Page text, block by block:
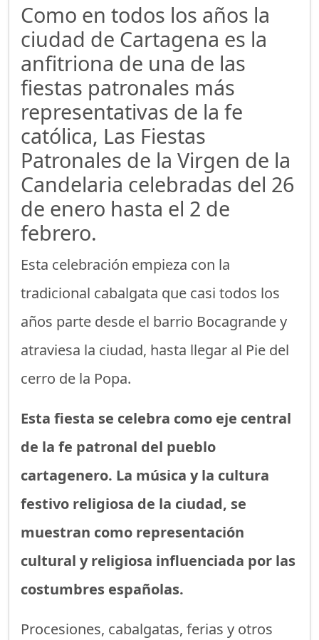
Como en todos los años la
ciudad de Cartagena es la
anfitriona de una de las
fiestas patronales más
representativas de la fe
católica, Las Fiestas
Patronales de la Virgen de la
Candelaria celebradas del 26
de enero hasta el 2 de
febrero.
Esta celebración empieza con la
tradicional cabalgata que casi todos los
años parte desde el barrio Bocagrande y
atraviesa la ciudad, hasta llegar al Pie del
cerro de la Popa.
Esta fiesta se celebra como eje central
de la fe patronal del pueblo
cartagenero. La música y la cultura
festivo religiosa de la ciudad, se
muestran como representación
cultural y religiosa influenciada por las
costumbres españolas.
Procesiones, cabalgatas, ferias y otros